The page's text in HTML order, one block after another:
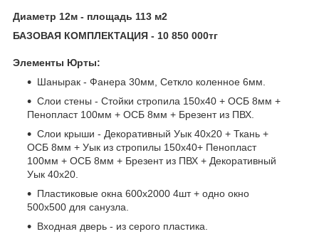
Диаметр 12м - площадь 113 м2
БАЗОВАЯ КОМПЛЕКТАЦИЯ - 10 850 000тг
Элементы Юрты:
Шанырак - Фанера 30мм, Сеткло коленное 6мм.
Слои стены - Стойки стропила 150х40 + ОСБ 8мм +
Пенопласт 100мм + ОСБ 8мм + Брезент из ПВХ.
Слои крыши - Декоративный Уык 40х20 + Ткань +
ОСБ 8мм + Уык из стропилы 150х40+ Пенопласт
100мм + ОСБ 8мм + Брезент из ПВХ + Декоративный
Уык 40х20.
Пластиковые окна 600х2000 4шт + одно окно
500х500 для санузла.
Входная дверь - из серого пластика.